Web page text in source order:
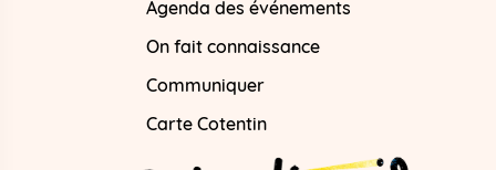
Agenda des événements
On fait connaissance
Communiquer
Carte Cotentin